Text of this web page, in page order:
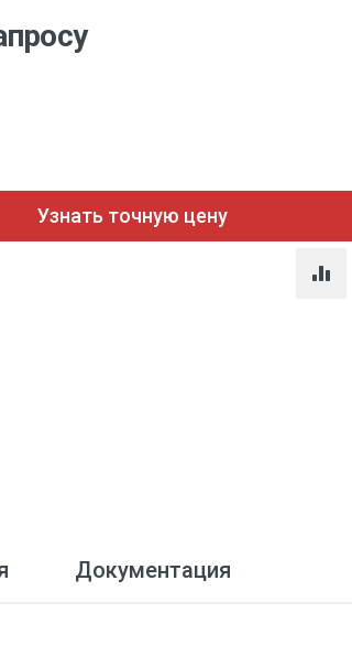
Узнать точную цену
Документация